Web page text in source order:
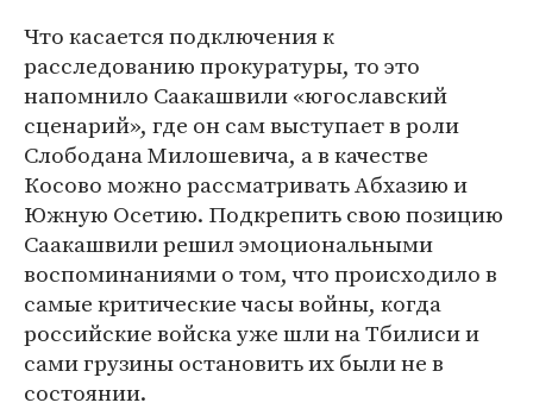
Что касается подключения к
расследованию прокуратуры, то это
напомнило Саакашвили «югославский
сценарий», где он сам выступает в роли
Слободана Милошевича, а в качестве
Косово можно рассматривать Абхазию и
Южную Осетию. Подкрепить свою позицию
Саакашвили решил эмоциональными
воспоминаниями о том, что происходило в
самые критические часы войны, когда
российские войска уже шли на Тбилиси и
сами грузины остановить их были не в
состоянии.